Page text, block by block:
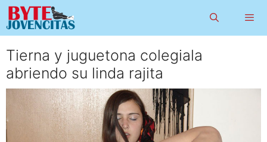
Saltar
al
contenido
Tierna y juguetona colegiala
abriendo su linda rajita